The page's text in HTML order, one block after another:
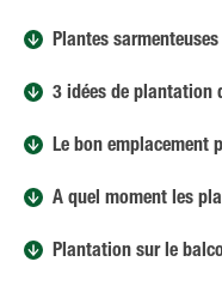
Plantes
3 idées de plantation
Le bon emplacement
À quel moment les
Plantation sur le